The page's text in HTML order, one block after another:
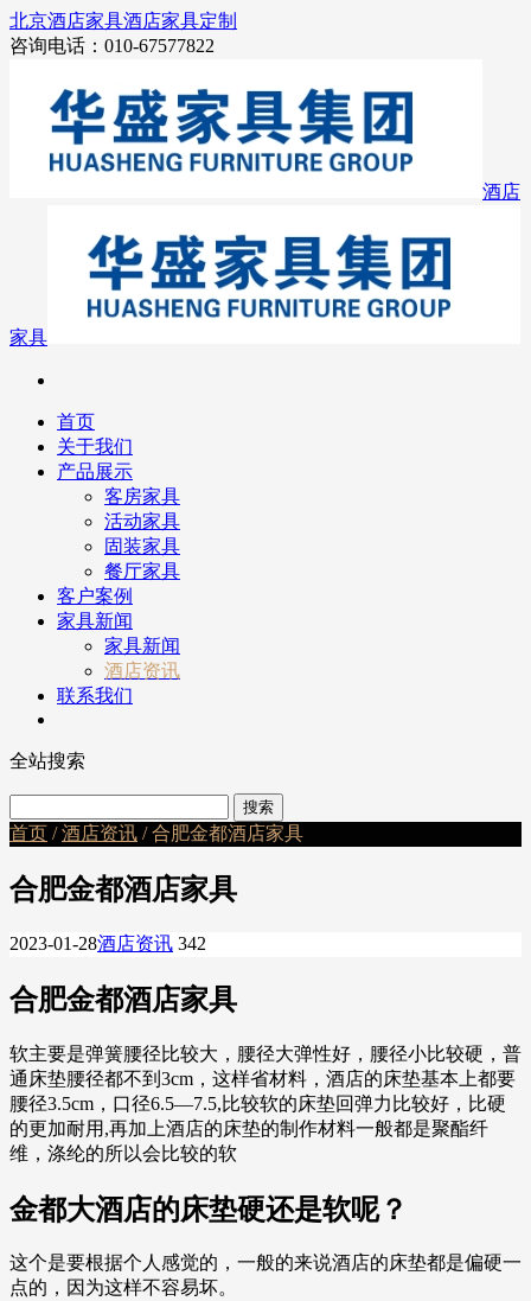
北京酒店家具酒店家具定制
咨询电话：010-67577822
酒店
家具
首页
关于我们
产品展示
客房家具
活动家具
固装家具
餐厅家具
客户案例
家具新闻
家具新闻
酒店资讯
联系我们
全站搜索
首页 /酒店资讯 / 合肥金都酒店家具
合肥金都酒店家具
2023-01-28酒店资讯 342
合肥金都酒店家具
软主要是弹簧腰径比较大，腰径大弹性好，腰径小比较硬，普
通床垫腰径都不到3cm，这样省材料，酒店的床垫基本上都要
腰径3.5cm，口径6.5—7.5,比较软的床垫回弹力比较好，比硬
的更加耐用,再加上酒店的床垫的制作材料一般都是聚酯纤
维，涤纶的所以会比较的软
金都大酒店的床垫硬还是软呢？
这个是要根据个人感觉的，一般的来说酒店的床垫都是偏硬一
点的，因为这样不容易坏。